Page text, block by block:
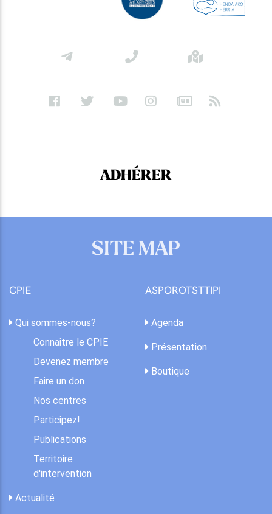
ADHÉRER
SITE MAP
CPIE
Qui sommes-nous?
Connaitre le CPIE
Devenez membre
Faire un don
Nos centres
Participez!
Publications
Territoire
d'intervention
Actualité
ASPOROTSTTIPI
Agenda
Présentation
Boutique